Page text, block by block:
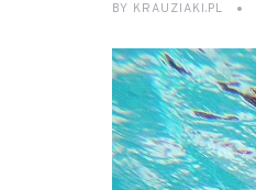
BY KRAUZIAKI.PL